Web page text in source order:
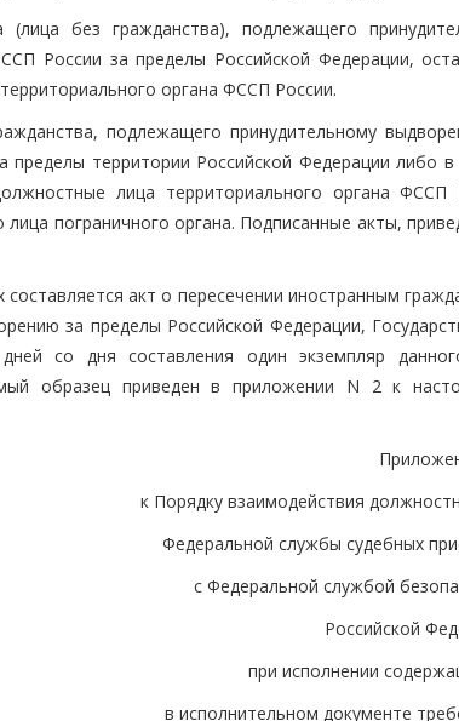
без гражданства), подлежащего
России за пределы Российской Федерации,
органа ФССП России.
подлежащего принудительному
территории Российской Федерации либо в
лица территориального органа ФССП
пограничного органа. Подписанные акты,
акт о пересечении иностранным
за пределы Российской Федерации,
со дня составления один экземпляр
образец приведен в приложении N 2 к
к Порядку взаимодействия
Федеральной службы судебных
с Федеральной службой
Российской
при исполнении
в исполнительном документе